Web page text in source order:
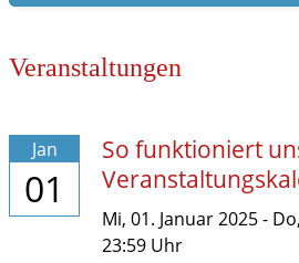
Veranstaltungen
Jan
01
So funktioniert
Mi, 01. Januar 2025- Do,
23:59 Uhr